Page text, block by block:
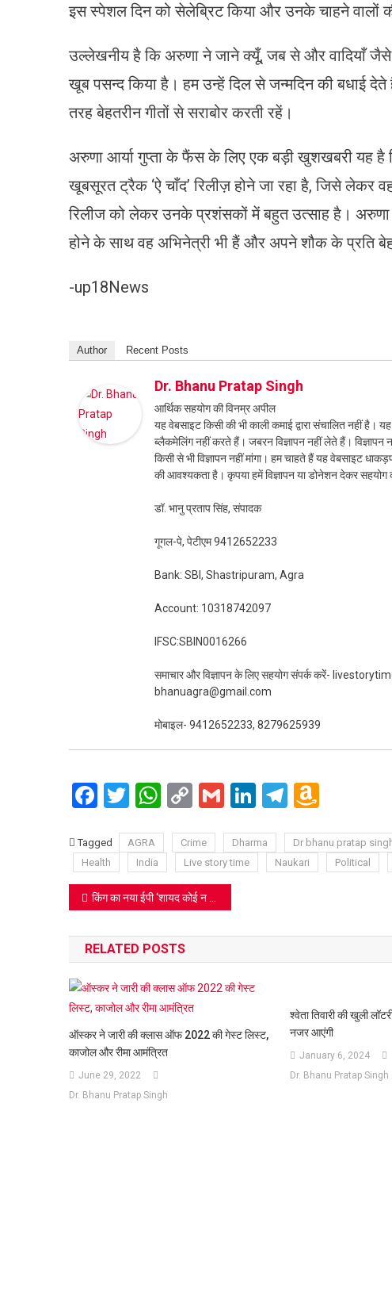
इस स्पेशल दिन को सेलेब्रिट किया और उनके चाहने वालों की
उल्लेखनीय है कि अरुणा ने जाने क्यूँ, जब से और वादियाँ जैसे
खूब पसन्द किया है। हम उन्हें दिल से जन्मदिन की बधाई
तरह बेहतरीन गीतों से सराबोर करती रहें।
अरुणा आर्या गुप्ता के फैंस के लिए एक बड़ी खुशखबरी यह
खूबसूरत ट्रैक ‘ऐ चाँद’ रिलीज़ होने जा रहा है, जिसे लेकर
रिलीज को लेकर उनके प्रशंसकों में बहुत उत्साह है। अरुणा
होने के साथ वह अभिनेत्री भी हैं और अपने शौक के प्रति
-up18News
Author Recent Posts
Dr. Bhanu Pratap Singh
आर्थिक सहयोग की विनम्र अपील
यह वेबसाइट किसी की भी काली कमाई द्वारा संचालित नहीं है।
ब्लैकमेलिंग नहीं करते हैं। जबरन विज्ञापन नहीं लेते हैं।
किसी से भी विज्ञापन नहीं मांगा। हम चाहते हैं यह वेबसाइट
की आवश्यकता है। कृपया हमें विज्ञापन या डोनेशन देकर सहयोग
डॉ. भानु प्रताप सिंह, संपादक
गूगल-पे, पेटीएम 9412652233
Bank: SBI, Shastripuram, Agra
Account: 10318742097
IFSC:SBIN0016266
समाचार और विज्ञापन के लिए सहयोग संपर्क करें-
bhanuagra@gmail.com
मोबाइल- 9412652233, 8279625939
Facebook
Twitter
WhatsApp
CopyGmailLinkedIn
Telegram
List
Tagged AGRA Crime Dharma Dr bhanu pratap
Health
India Live story time Naukari Political
Post
navigation
किंग का नया ईपी ‘शायद कोई न सुने’ निकला साइलेंट ब्लास्ट!
RELATED POSTS
ऑस्कर ने जारी की क्लास ऑफ 2022 की गेस्ट लिस्ट,
काजोल और रीमा आमंत्रित
June 29, 2022
Dr. Bhanu Pratap Singh
श्वेता तिवारी की खुली
नजर आएंगी
January 6, 2024
Dr. Bhanu Pratap Singh